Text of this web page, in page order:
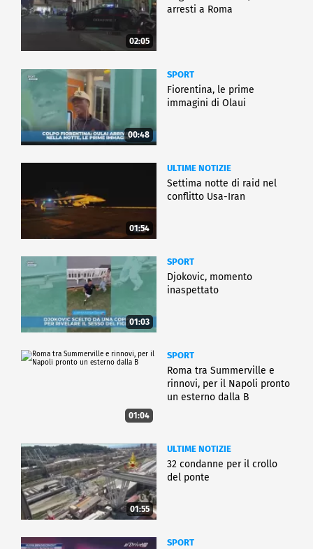
02:05
arresti a Roma
00:48
SPORT
Fiorentina, le prime
immagini di Olaui
01:54
ULTIME NOTIZIE
Settima notte di raid nel
conflitto Usa-Iran
01:03
SPORT
Djokovic, momento
inaspettato
01:04
SPORT
Roma tra Summerville e
rinnovi, per il Napoli pronto
un esterno dalla B
01:55
ULTIME NOTIZIE
32 condanne per il crollo
del ponte
SPORT